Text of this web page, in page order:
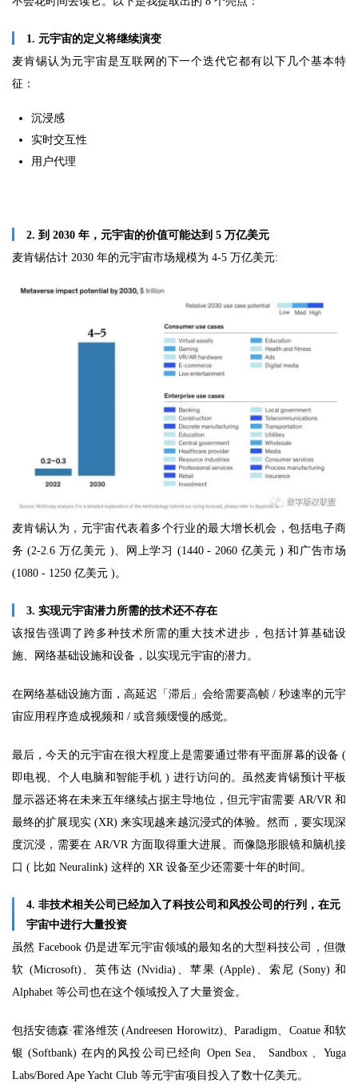
1. 元宇宙的定义将继续演变
麦肯锡认为元宇宙是互联网的下一个迭代它都有以下几个基本特
征：
沉浸感
实时交互性
用户代理
2. 到 2030 年，元宇宙的价值可能达到 5 万亿美元
麦肯锡估计 2030 年的元宇宙市场规模为 4-5 万亿美元:
麦肯锡认为，元宇宙代表着多个行业的最大增长机会，包括电子商
务 (2-2.6 万亿美元 )、网上学习 (1440 - 2060 亿美元 ) 和广告市场
(1080 - 1250 亿美元 )。
3. 实现元宇宙潜力所需的技术还不存在
该报告强调了跨多种技术所需的重大技术进步，包括计算基础设
施、网络基础设施和设备，以实现元宇宙的潜力。
在网络基础设施方面，高延迟「滞后」会给需要高帧 / 秒速率的元宇
宙应用程序造成视频和 / 或音频缓慢的感觉。
最后，今天的元宇宙在很大程度上是需要通过带有平面屏幕的设备 (
即电视、个人电脑和智能手机 ) 进行访问的。虽然麦肯锡预计平板
显示器还将在未来五年继续占据主导地位，但元宇宙需要 AR/VR 和
最终的扩展现实 (XR) 来实现越来越沉浸式的体验。然而，要实现深
度沉浸，需要在 AR/VR 方面取得重大进展。而像隐形眼镜和脑机接
口 ( 比如 Neuralink) 这样的 XR 设备至少还需要十年的时间。
4. 非技术相关公司已经加入了科技公司和风投公司的行列，在元
宇宙中进行大量投资
虽然 Facebook 仍是进军元宇宙领域的最知名的大型科技公司，但微
软 (Microsoft)、英伟达 (Nvidia)、苹果 (Apple)、索尼 (Sony) 和
Alphabet 等公司也在这个领域投入了大量资金。
包括安德森·霍洛维茨 (Andreesen Horowitz)、Paradigm、Coatue 和软
银 (Softbank) 在内的风投公司已经向 Open Sea、 Sandbox 、Yuga
Labs/Bored Ape Yacht Club 等元宇宙项目投入了数十亿美元。